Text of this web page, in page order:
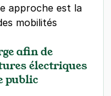
approche est la
mobilités
afin de
électriques
public